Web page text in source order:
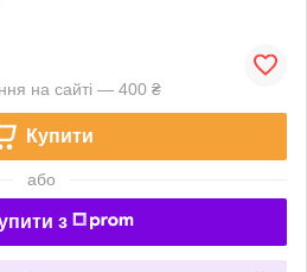
на сайті — 400 ₴
Купити
або
з